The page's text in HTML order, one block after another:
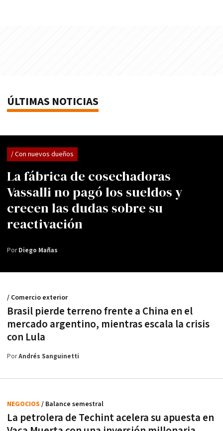
ÚLTIMAS NOTICIAS
La fábrica de cosechadoras
Vassalli no pagó los sueldos y
crecen las dudas sobre su
reactivación
/ Con nuevos dueños
PorDiego Mañas
Brasil pierde terreno frente a China en el
mercado argentino, mientras escala la crisis
con Lula
/ Comercio exterior
PorAndrés Sanguinetti
La petrolera de Techint acelera su apuesta en
NEGOCIOS / Balance semestral